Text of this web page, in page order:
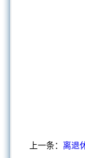
上一条： 离退